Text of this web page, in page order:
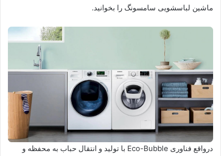
ماشین لباسشویی سامسونگ را بخوانید.
درواقع فناوری Eco-Bubble با تولید و انتقال حباب به محفظه و